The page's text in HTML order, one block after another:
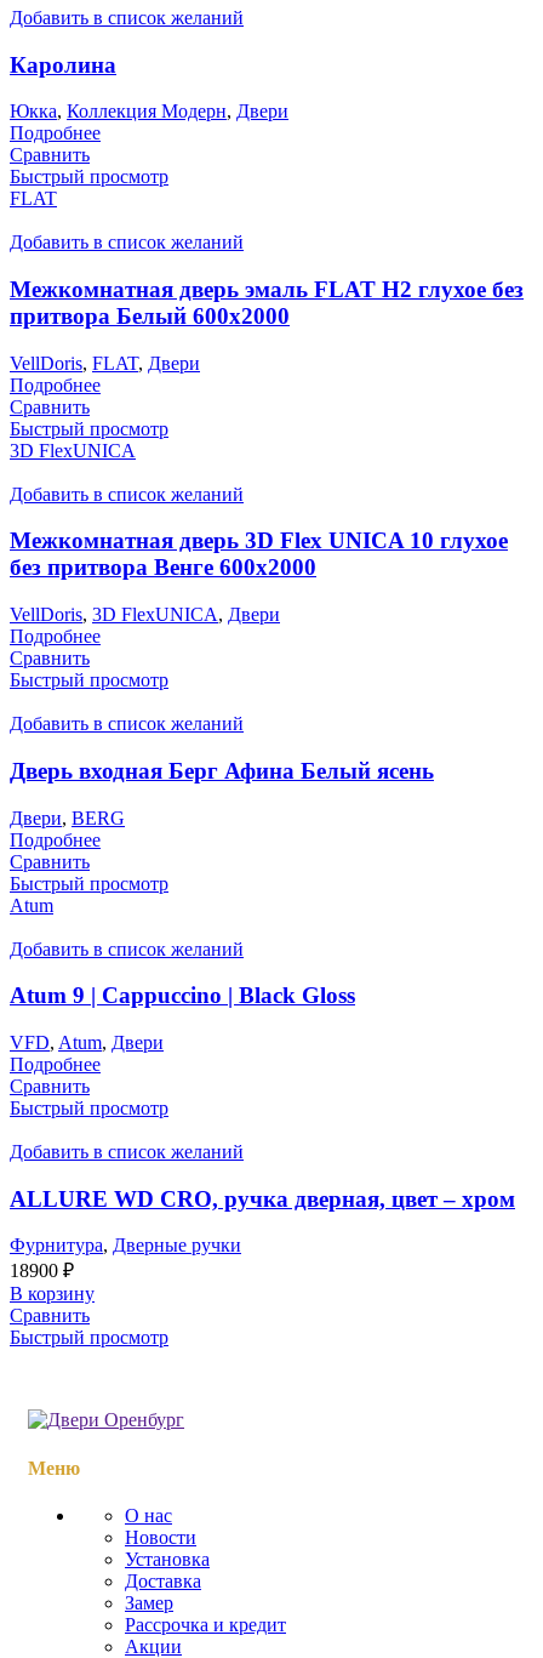
Добавить в список желаний
Каролина
Юкка, Коллекция Модерн, Двери
Подробнее
Сравнить
Быстрый просмотр
FLAT
Добавить в список желаний
Межкомнатная дверь эмаль FLAT H2 глухое без
притвора Белый 600х2000
VellDoris, FLAT, Двери
Подробнее
Сравнить
Быстрый просмотр
3D FlexUNICA
Добавить в список желаний
Межкомнатная дверь 3D Flex UNICA 10 глухое
без притвора Венге 600х2000
VellDoris, 3D FlexUNICA, Двери
Подробнее
Сравнить
Быстрый просмотр
Добавить в список желаний
Дверь входная Берг Афина Белый ясень
Двери, BERG
Подробнее
Сравнить
Быстрый просмотр
Atum
Добавить в список желаний
Atum 9 | Cappuccino | Black Gloss
VFD, Atum, Двери
Подробнее
Сравнить
Быстрый просмотр
Добавить в список желаний
ALLURE WD CRO, ручка дверная, цвет – хром
Фурнитура, Дверные ручки
18900 ₽
В корзину
Сравнить
Быстрый просмотр
Меню
О нас
Новости
Установка
Доставка
Замер
Рассрочка и кредит
Акции